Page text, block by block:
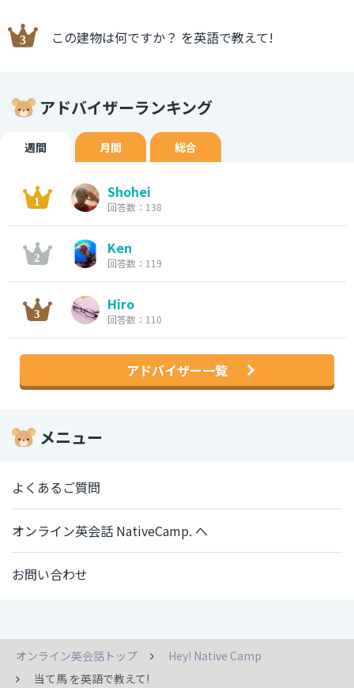
この建物は何ですか？ を英語で教えて!
アドバイザーランキング
週間 月間 総合
Shohei
回答数：138
Ken
回答数：119
Hiro
回答数：110
アドバイザー一覧
メニュー
よくあるご質問
オンライン英会話 NativeCamp. へ
お問い合わせ
オンライン英会話トップ
Hey! Native Camp
当て馬 を英語で教えて!